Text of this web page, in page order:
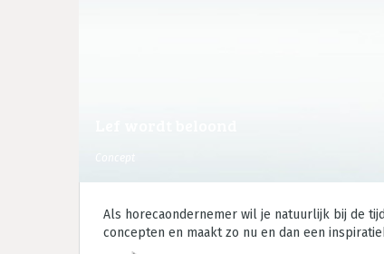
Als horecaondernemer wil je natuurlijk bij de
concepten en maakt zo nu en dan een